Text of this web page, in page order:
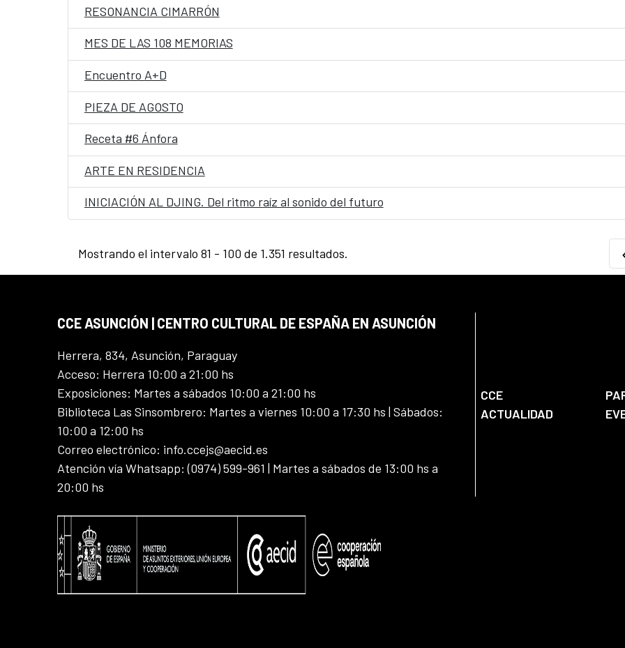
RESONANCIA CIMARRÓN
MES DE LAS 108 MEMORIAS
Encuentro A+D
PIEZA DE AGOSTO
Receta #6 Ánfora
ARTE EN RESIDENCIA
INICIACIÓN AL DJING. Del ritmo raíz al sonido del futuro
Mostrando el intervalo 81 - 100 de 1.351 resultados.
CCE ASUNCIÓN | CENTRO CULTURAL DE ESPAÑA EN ASUNCIÓN
Herrera, 834, Asunción, Paraguay
Acceso: Herrera 10:00 a 21:00 hs
Exposiciones: Martes a sábados 10:00 a 21:00 hs
Biblioteca Las Sinsombrero: Martes a viernes 10:00 a 17:30 hs | Sábados:
10:00 a 12:00 hs
Correo electrónico: info.ccejs@aecid.es
Atención vía Whatsapp: (0974) 599-961 | Martes a sábados de 13:00 hs a
20:00 hs
CCE
ACTUALIDAD